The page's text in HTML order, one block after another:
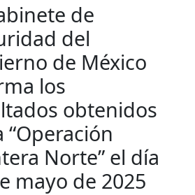
de
del
de México
los
obtenidos
“Operación
Norte” el día
mayo de 2025